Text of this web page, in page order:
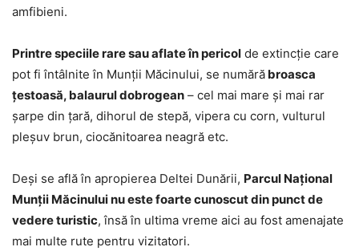
amfibieni.
Printre speciile rare sau aflate în pericol de extincţie care
pot fi întâlnite în Munţii Măcinului, se numără broasca
ţestoasă, balaurul dobrogean – cel mai mare şi mai rar
şarpe din ţară, dihorul de stepă, vipera cu corn, vulturul
pleşuv brun, ciocănitoarea neagră etc.
Deşi se află în apropierea Deltei Dunării, Parcul Naţional
Munţii Măcinului nu este foarte cunoscut din punct de
vedere turistic, însă în ultima vreme aici au fost amenajate
mai multe rute pentru vizitatori.